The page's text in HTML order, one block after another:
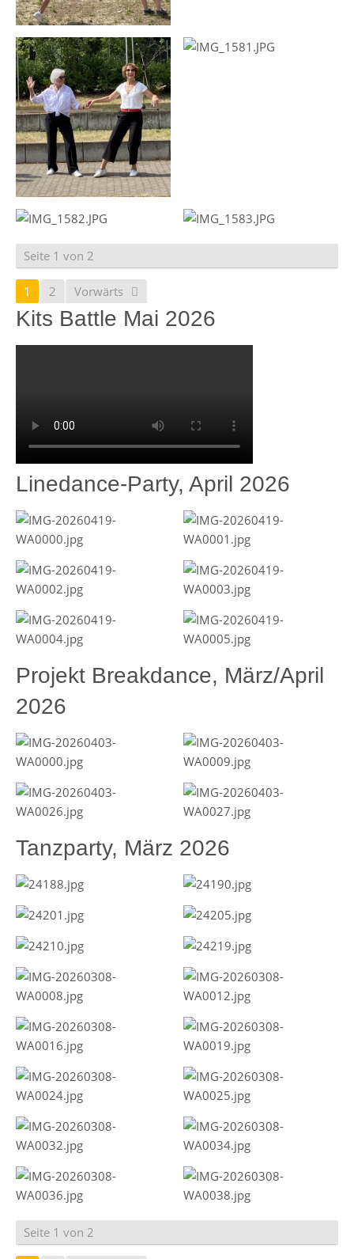
Seite 1 von 2
1 2 Vorwärts
Kits Battle Mai 2026
Linedance-Party, April 2026
Projekt Breakdance, März/April
2026
Tanzparty, März 2026
Seite 1 von 2